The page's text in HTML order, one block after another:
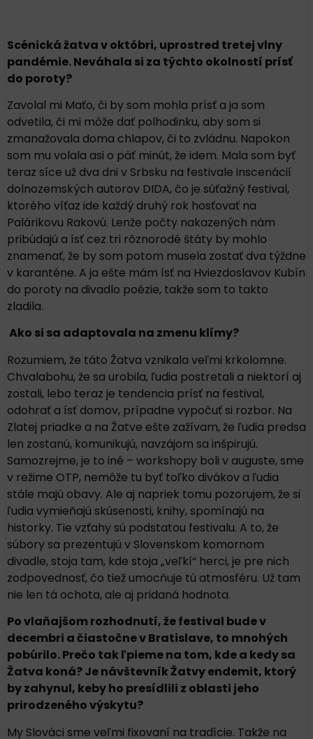
Scénická žatva v októbri, uprostred tretej vlny
pandémie. Neváhala si za týchto okolností prísť
do poroty?
Zavolal mi Maťo, či by som mohla prísť a ja som
odvetila, či mi môže dať polhodinku, aby som si
zmanažovala doma chlapov, či to zvládnu. Napokon
som mu volala asi o päť minút, že idem. Mala som byť
teraz síce už dva dni v Srbsku na festivale inscenácií
dolnozemských autorov DIDA, čo je súťažný festival,
ktorého víťaz ide každý druhý rok hosťovať na
Palárikovu Rakovú. Lenže počty nakazených nám
pribúdajú a ísť cez tri rôznorodé štáty by mohlo
znamenať, že by som potom musela zostať dva týždne
v karanténe. A ja ešte mám ísť na Hviezdoslavov Kubín
do poroty na divadlo poézie, takže som to takto
zladila.
Ako si sa adaptovala na zmenu klímy?
Rozumiem, že táto Žatva vznikala veľmi krkolomne.
Chvalabohu, že sa urobila, ľudia postretali a niektorí aj
zostali, lebo teraz je tendencia prísť na festival,
odohrať a ísť domov, prípadne vypočuť si rozbor. Na
Zlatej priadke a na Žatve ešte zažívam, že ľudia predsa
len zostanú, komunikujú, navzájom sa inšpirujú.
Samozrejme, je to iné – workshopy boli v auguste, sme
v režime OTP, nemôže tu byť toľko divákov a ľudia
stále majú obavy. Ale aj napriek tomu pozorujem, že si
ľudia vymieňajú skúsenosti, knihy, spomínajú na
historky. Tie vzťahy sú podstatou festivalu. A to, že
súbory sa prezentujú v Slovenskom komornom
divadle, stoja tam, kde stoja „veľkí“ herci, je pre nich
zodpovednosť, čo tiež umocňuje tú atmosféru. Už tam
nie len tá ochota, ale aj pridaná hodnota.
Po vlaňajšom rozhodnutí, že festival bude v
decembri a čiastočne v Bratislave, to mnohých
pobúrilo. Prečo tak ľpieme na tom, kde a kedy sa
Žatva koná? Je návštevník Žatvy endemit, ktorý
by zahynul, keby ho presídlili z oblasti jeho
prirodzeného výskytu?
My Slováci sme veľmi fixovaní na tradície. Takže na